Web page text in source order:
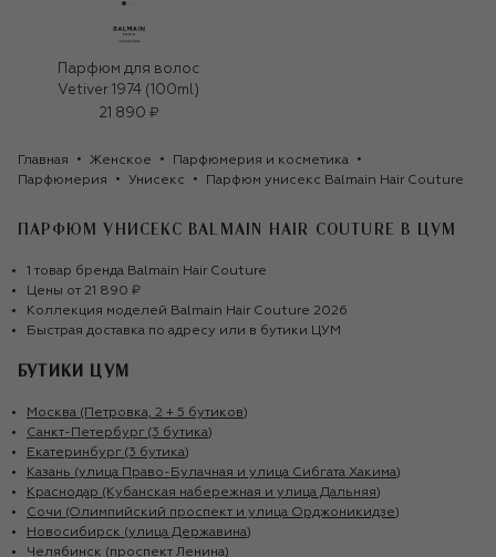
Парфюм для волос
Vetiver 1974 (100ml)
21 890 ₽
Главная Женское
Парфюмерия и косметика
Парфюмерия
Унисекс Парфюм унисекс Balmain Hair Couture
ПАРФЮМ УНИСЕКС BALMAIN HAIR COUTURE В ЦУМ
1 товар бренда Balmain Hair Couture
Цены от 21 890 ₽
Коллекция моделей Balmain Hair Couture 2026
Быстрая доставка по адресу или в бутики ЦУМ
БУТИКИ ЦУМ
Москва (Петровка, 2 + 5 бутиков)
Санкт-Петербург (3 бутика)
Екатеринбург (3 бутика)
Казань (улица Право-Булачная и улица Сибгата Хакима)
Краснодар (Кубанская набережная и улица Дальняя)
Сочи (Олимпийский проспект и улица Орджоникидзе)
Новосибирск (улица Державина)
Челябинск (проспект Ленина)